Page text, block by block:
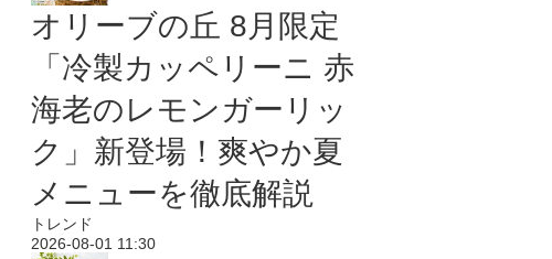
オリーブの丘 8月限定
「冷製カッペリーニ 赤
海老のレモンガーリッ
ク」新登場！爽やか夏
メニューを徹底解説
トレンド
2026-08-01 11:30